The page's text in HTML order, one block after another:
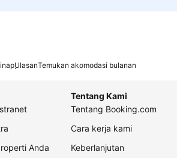
UlasanTemukan akomodasi bulanan
Anda
Tentang Kami
Tentang Booking.com
Cara kerja kami
Keberlanjutan